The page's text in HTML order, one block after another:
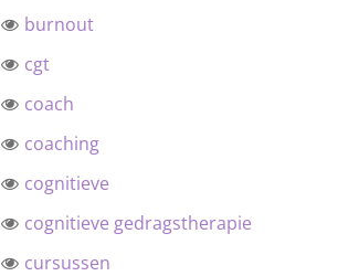
burnout
cgt
coach
coaching
cognitieve
cognitieve gedragstherapie
cursussen